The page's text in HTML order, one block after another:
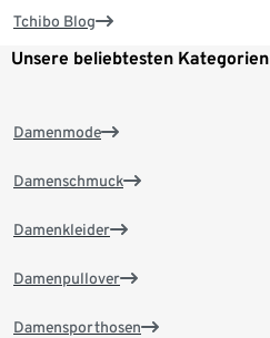
Tchibo Blog
Unsere beliebtesten Kategorien
Damenmode
Damenschmuck
Damenkleider
Damenpullover
Damensporthosen